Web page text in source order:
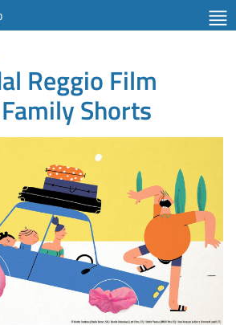
Reggio Film
Shorts